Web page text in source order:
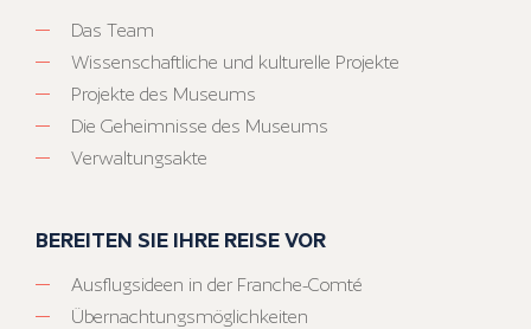
Das Team
Wissenschaftliche und kulturelle Projekte
Projekte des Museums
Die Geheimnisse des Museums
Verwaltungsakte
BEREITEN SIE IHRE REISE VOR
Ausflugsideen in der Franche-Comté
Übernachtungsmöglichkeiten